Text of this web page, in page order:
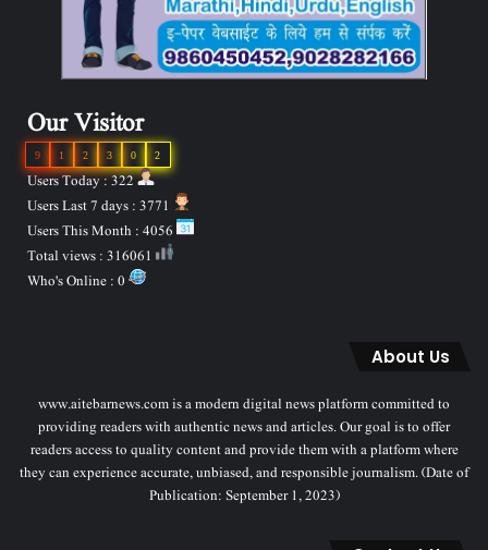
Our Visitor
2
0
3
2
1
9
Users Today : 322
About Us
www.aitebarnews.com is a modern digital news platform committed to
providing readers with authentic news and articles. Our goal is to offer
readers access to quality content and provide them with a platform where
they can experience accurate, unbiased, and responsible journalism. (Date of
Publication: September 1, 2023)